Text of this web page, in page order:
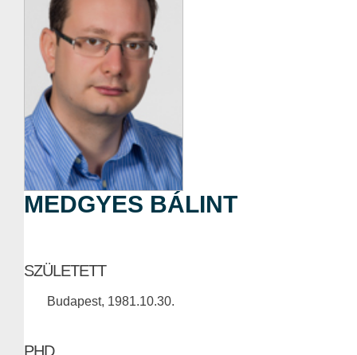
MEDGYES BÁLINT
SZÜLETETT
Budapest, 1981.10.30.
PHD